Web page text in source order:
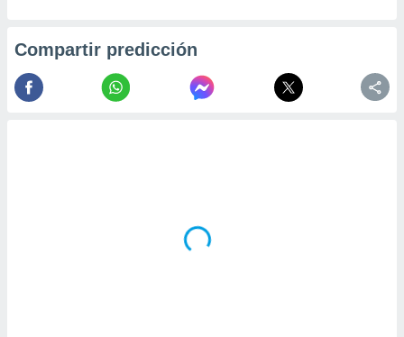
Compartir predicción